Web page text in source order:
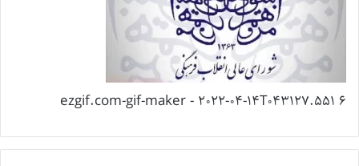
ezgif.com-gif-maker - 2022-04-14T043127.551 6